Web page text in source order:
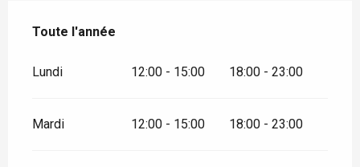
Toute l'année
Toute l'année
Lundi 12:00 - 15:00 18:00 - 23:00
Mardi 12:00 - 15:00 18:00 - 23:00